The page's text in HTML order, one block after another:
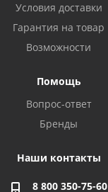
Условия доставки
Гарантия на товар
Возможности
Помощь
Вопрос-ответ
Бренды
Наши контакты
8 800 350-75-60